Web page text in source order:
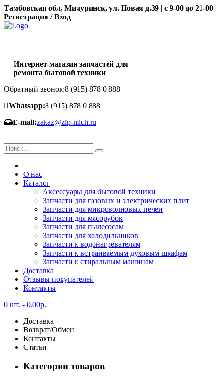
Тамбовская обл, Мичуринск, ул. Новая д.39 | с 9-00 до 21-00
Регистрация / Вход
Интернет-магазин запчастей для
ремонта бытовой техники
Обратный звонок:8 (915) 878 0 888
Whatsapp:8 (915) 878 0 888
E-mail:zakaz@zip-mich.ru
О нас
Каталог
Аксессуары для бытовой техники
Запчасти для газовых и электрических плит
Запчасти для микроволновых печей
Запчасти для мясорубок
Запчасти для пылесосам
Запчасти для холодильников
Запчасти к водонагревателям
Запчасти к встраиваемым духовым шкафам
Запчасти к стиральным машинам
Доставка
Отзывы покупателей
Контакты
0 шт. - 0.00р.
Доставка
Возврат/Обмен
Контакты
Статьи
Категории товаров